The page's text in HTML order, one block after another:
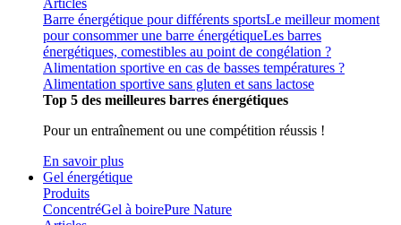
Articles
Barre énergétique pour différents sportsLe meilleur moment
pour consommer une barre énergétiqueLes barres
énergétiques, comestibles au point de congélation ?
Alimentation sportive en cas de basses températures ?
Alimentation sportive sans gluten et sans lactose
Top 5 des meilleures barres énergétiques
Pour un entraînement ou une compétition réussis !
En savoir plus
Gel énergétique
Produits
ConcentréGel à boirePure Nature